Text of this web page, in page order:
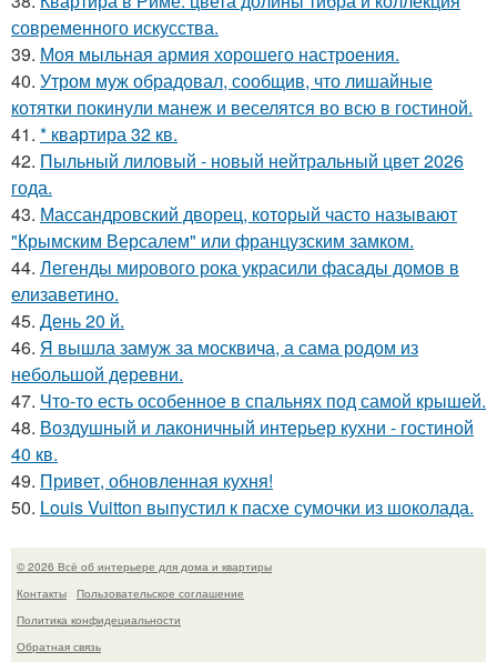
современного искусства.
39. Моя мыльная армия хорошего настроения.
40. Утром муж обрадовал, сообщив, что лишайные
котятки покинули манеж и веселятся во всю в гостиной.
41. * квартира 32 кв.
42. Пыльный лиловый - новый нейтральный цвет 2026
года.
43. Массандровский дворец, который часто называют
"Крымским Версалем" или французским замком.
44. Легенды мирового рока украсили фасады домов в
елизаветино.
45. День 20 й.
46. Я вышла замуж за москвича, а сама родом из
небольшой деревни.
47. Что-то есть особенное в спальнях под самой крышей.
48. Воздушный и лаконичный интерьер кухни - гостиной
40 кв.
49. Привет, обновленная кухня!
50. Louis Vuitton выпустил к пасхе сумочки из шоколада.
© 2026 Всё об интерьере для дома и квартиры
Контакты
Пользовательское соглашение
Политика конфидециальности
Обратная связь